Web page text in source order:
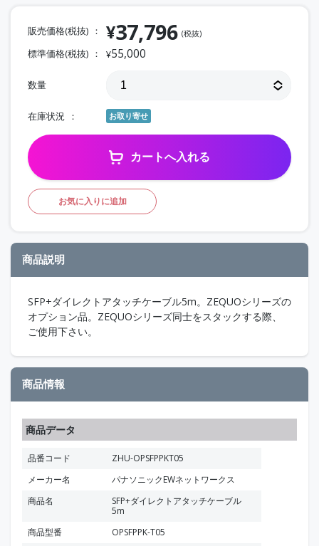
販売価格(税抜) ¥37,796 (税抜)
標準価格(税抜) ¥55,000
数量
在庫状況 お取り寄せ
カートへ入れる
お気に入りに追加
商品説明
SFP+ダイレクトアタッチケーブル5m。ZEQUOシリーズの
オプション品。ZEQUOシリーズ同士をスタックする際、
ご使用下さい。
商品情報
商品データ
品番コード
ZHU-OPSFPPKT05
メーカー名
パナソニックEWネットワークス
商品名
SFP+ダイレクトアタッチケーブル
5m
商品型番
OPSFPPK-T05